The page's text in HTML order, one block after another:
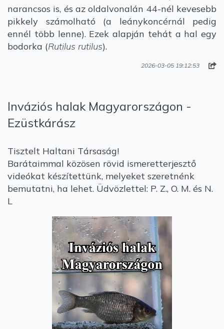
narancsos is, és az oldalvonalán 44-nél kevesebb
pikkely számolható (a leánykoncérnál pedig
ennél több lenne). Ezek alapján tehát a hal egy
bodorka (Rutilus rutilus).
2026-03-05 19:12:53
Inváziós halak Magyarországon -
Ezüstkárász
Tisztelt Haltani Társaság!
Barátaimmal közösen rövid ismeretterjesztő
videókat készítettünk, melyeket szeretnénk
bemutatni, ha lehet. Üdvözlettel: P. Z., O. M. és N.
L